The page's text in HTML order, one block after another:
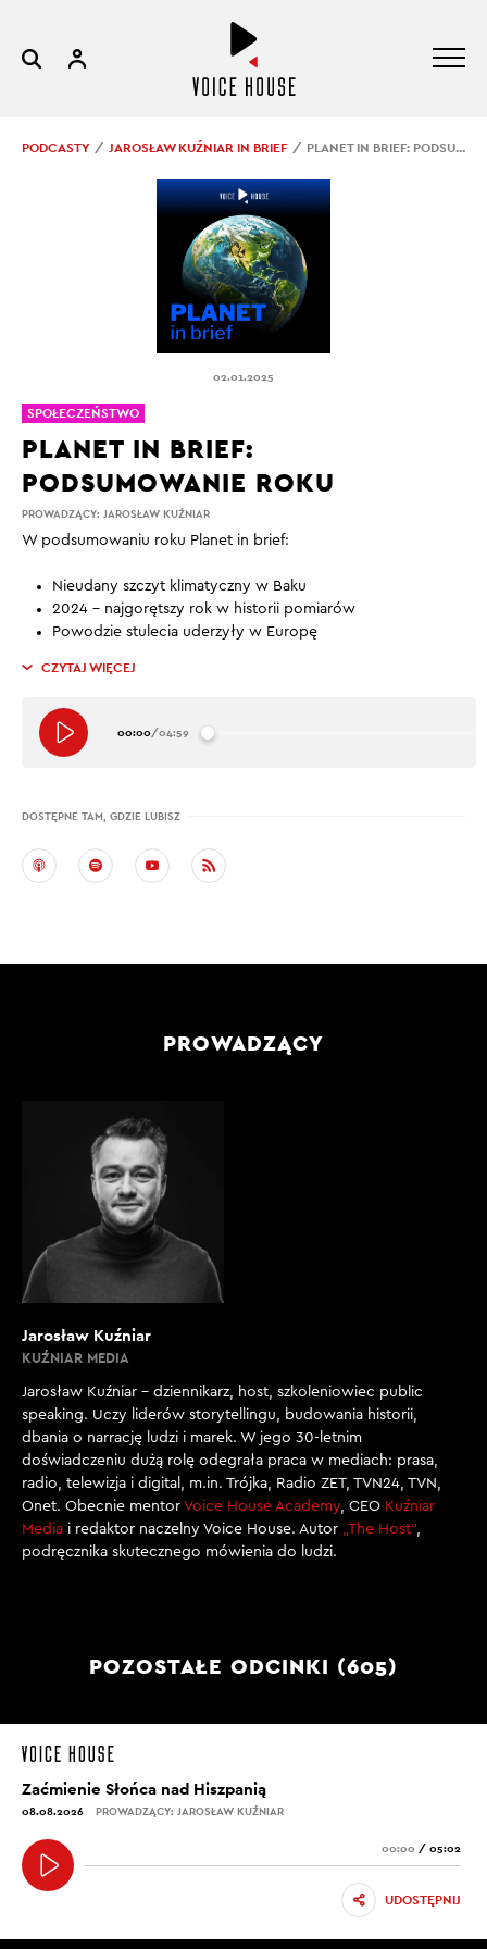
PODCASTY JAROSŁAW KUŹNIAR IN BRIEF PLANET IN BRIEF: PODSUMOWANIE ROKU
02.01.2025
PROWADZĄCY: JAROSŁAW KUŹNIAR
PLANET IN BRIEF:
PODSUMOWANIE ROKU
W podsumowaniu roku Planet in brief:
Nieudany szczyt klimatyczny w Baku
2024 – najgorętszy rok w historii pomiarów
Powodzie stulecia uderzyły w Europę
CZYTAJ WIĘCEJ
00:00/04:59
DOSTĘPNE TAM, GDZIE LUBISZ
SPOŁECZEŃSTWO
PROWADZĄCY
Jarosław Kuźniar
KUŹNIAR MEDIA
Jarosław Kuźniar – dziennikarz, host, szkoleniowiec public
speaking. Uczy liderów storytellingu, budowania historii,
dbania o narrację ludzi i marek. W jego 30-letnim
doświadczeniu dużą rolę odegrała praca w mediach: prasa,
radio, telewizja i digital, m.in. Trójka, Radio ZET, TVN24, TVN,
Onet. Obecnie mentor Voice House Academy, CEO Kuźniar
Media i redaktor naczelny Voice House. Autor „The Host”,
podręcznika skutecznego mówienia do ludzi.
POZOSTAŁE ODCINKI (605)
Zaćmienie Słońca nad Hiszpanią
08.08.2026 PROWADZĄCY: JAROSŁAW KUŹNIAR
00:00 / 05:02
UDOSTĘPNIJ